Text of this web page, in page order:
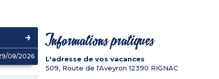
08/2026
Informations pratiques
L'adresse de vos vacances
509, Route de l'Aveyron12390 RIGNAC